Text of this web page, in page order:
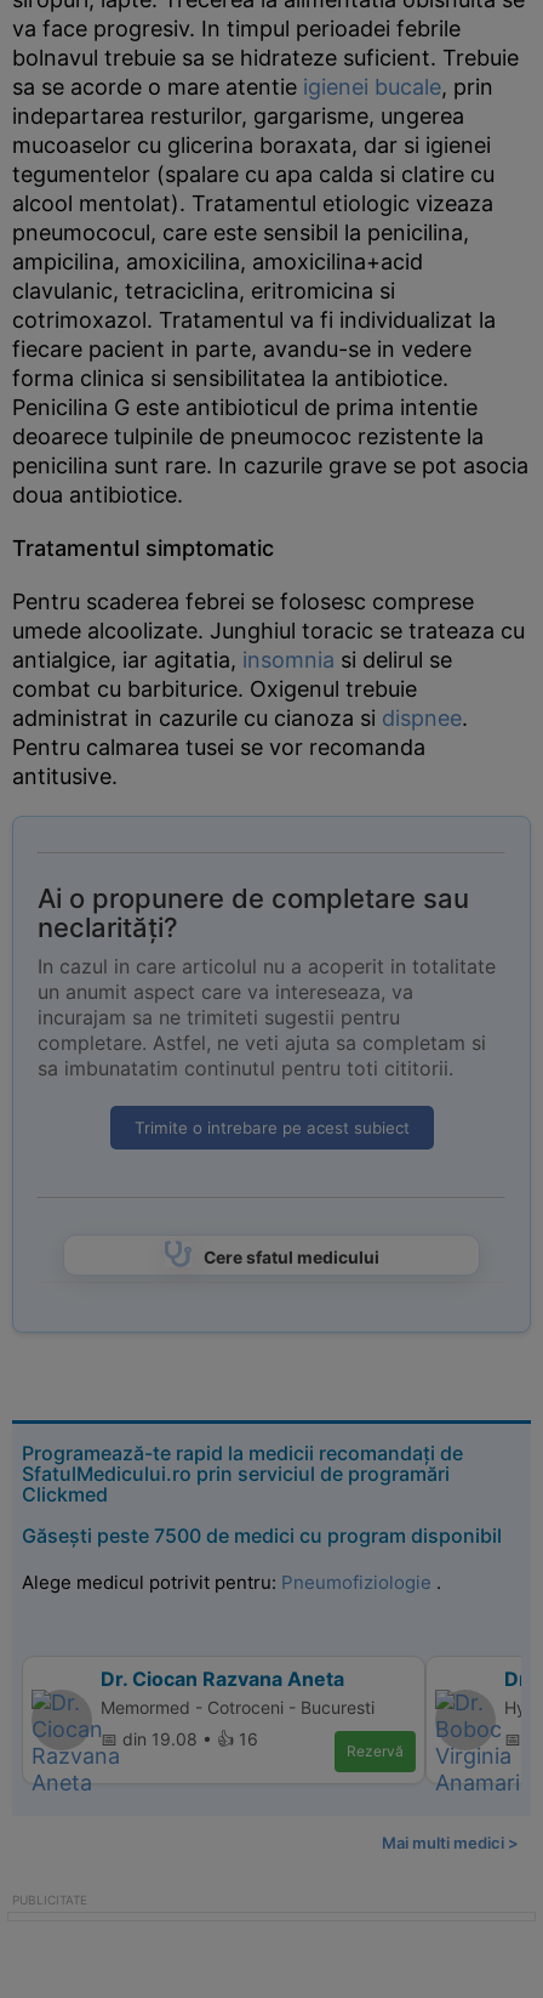
va face progresiv. In timpul perioadei febrile
bolnavul trebuie sa se hidrateze suficient. Trebuie
sa se acorde o mare atentie igienei bucale, prin
indepartarea resturilor, gargarisme, ungerea
mucoaselor cu glicerina boraxata, dar si igienei
tegumentelor (spalare cu apa calda si clatire cu
alcool mentolat). Tratamentul etiologic vizeaza
pneumococul, care este sensibil la penicilina,
ampicilina, amoxicilina, amoxicilina+acid
clavulanic, tetraciclina, eritromicina si
cotrimoxazol. Tratamentul va fi individualizat la
fiecare pacient in parte, avandu-se in vedere
forma clinica si sensibilitatea la antibiotice.
Penicilina G este antibioticul de prima intentie
deoarece tulpinile de pneumococ rezistente la
penicilina sunt rare. In cazurile grave se pot asocia
doua antibiotice.
Tratamentul simptomatic
Pentru scaderea febrei se folosesc comprese
umede alcoolizate. Junghiul toracic se trateaza cu
antialgice, iar agitatia, insomnia si delirul se
combat cu barbiturice. Oxigenul trebuie
administrat in cazurile cu cianoza si dispnee.
Pentru calmarea tusei se vor recomanda
antitusive.
Ai o propunere de completare sau
neclarități?
In cazul in care articolul nu a acoperit in totalitate
un anumit aspect care va intereseaza, va
incurajam sa ne trimiteti sugestii pentru
completare. Astfel, ne veti ajuta sa completam si
sa imbunatatim continutul pentru toti cititorii.
Trimite o intrebare pe acest subiect
Cere sfatul medicului
Programează-te rapid la medicii recomandați de
SfatulMedicului.ro prin serviciul de programări
Clickmed
Găsești peste 7500 de medici cu program disponibil
Alege medicul potrivit pentru: Pneumofiziologie .
Dr. Ciocan Razvana Aneta
Memormed - Cotroceni - Bucuresti
📅 din 19.08 • 👍 16
Rezervă
Dr.
📅
Mai multi medici >